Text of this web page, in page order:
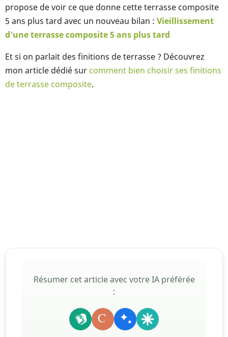
propose de voir ce que donne cette terrasse composite
5 ans plus tard avec un nouveau bilan : Vieillissement
d'une terrasse composite 5 ans plus tard
Et si on parlait des finitions de terrasse ? Découvrez
mon article dédié sur comment bien choisir ses finitions
de terrasse composite.
Résumer cet article avec votre IA préférée
:
C